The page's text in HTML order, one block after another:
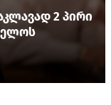
2 პირი